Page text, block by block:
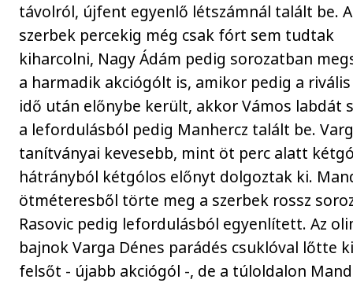
távolról, újfent egyenlő létszámnál talált be. A
szerbek percekig még csak fórt sem tudtak
kiharcolni, Nagy Ádám pedig sorozatban
a harmadik akciógólt is, amikor pedig a
idő után előnybe került, akkor Vámos labdát
a lefordulásból pedig Manhercz talált be.
tanítványai kevesebb, mint öt perc alatt
hátrányból kétgólos előnyt dolgoztak ki.
ötméteresből törte meg a szerbek rossz
Rasovic pedig lefordulásból egyenlített. Az
bajnok Varga Dénes parádés csuklóval lőtte
felsőt - újabb akciógól -, de a túloldalon